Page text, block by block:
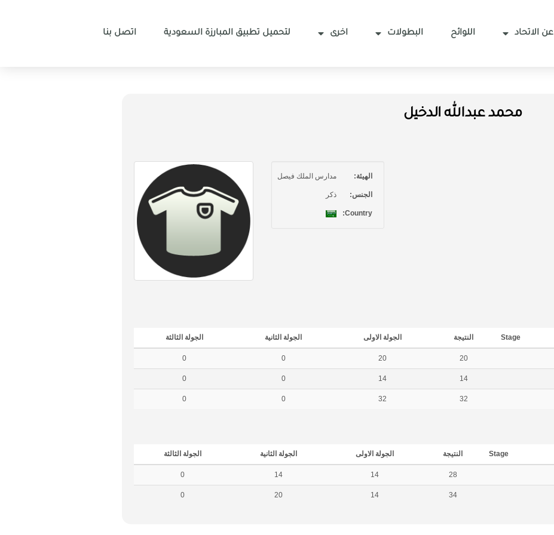
عن الاتحاد اللوائح البطولات اخرى لتحميل تطبيق المبارزة السعودية اتصل بنا
محمد عبدالله الدخيل
الهيئة: مدارس الملك فيصل
الجنس: ذكر
Country:
Stage النتيجة الجولة الاولى الجولة الثانية الجولة الثالثة
20
20
0
0
14
14
0
0
32
32
0
0
Stage النتيجة الجولة الاولى الجولة الثانية الجولة الثالثة
28
14
14
0
34
14
20
0